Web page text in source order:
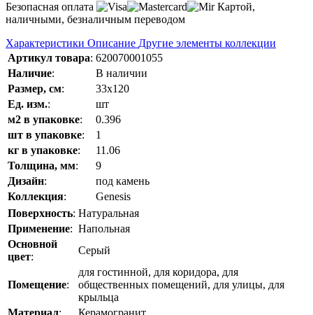
Безопасная оплата
Картой,
наличными, безналичным переводом
Характеристики Описание Другие элементы коллекции
Артикул товара: 620070001055
Наличие:
В наличии
Размер, см:
33x120
Ед. изм.:
шт
м2 в упаковке:
0.396
шт в упаковке:
1
кг в упаковке:
11.06
Толщина, мм:
9
Дизайн:
под камень
Коллекция:
Genesis
Поверхность: Натуральная
Применение: Напольная
Основной
цвет:
Серый
Помещение:
для гостинной, для коридора, для
общественных помещений, для улицы, для
крыльца